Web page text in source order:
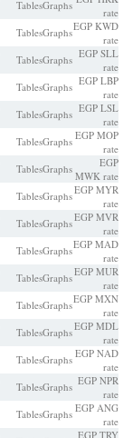
TablesGraphs
rate
TablesGraphsEGP KWD
rate
TablesGraphs EGP SLL
rate
TablesGraphs EGP LBP
rate
TablesGraphs EGP LSL
rate
TablesGraphs EGP MOP
rate
TablesGraphs
EGP
MWK rate
TablesGraphsEGP MYR
rate
TablesGraphsEGP MVR
rate
TablesGraphsEGP MAD
rate
TablesGraphsEGP MUR
rate
TablesGraphsEGP MXN
rate
TablesGraphsEGP MDL
rate
TablesGraphs EGP NAD
rate
TablesGraphs EGP NPR
rate
TablesGraphs EGP ANG
rate
EGP TRY